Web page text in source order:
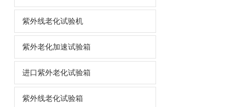
紫外线老化试验机
紫外老化加速试验箱
进口紫外老化试验箱
紫外线老化试验箱